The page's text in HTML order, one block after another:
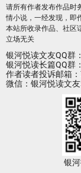
请所有作者发布作品时
情小说，一经发现，即
本站所收录作品、社区
立场无关
银河悦读文友QQ群
银河悦读长篇QQ群
作者读者投诉邮箱
微信：银河悦读文
银